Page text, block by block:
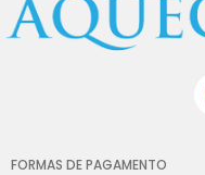
FORMAS DE PAGAMENTO